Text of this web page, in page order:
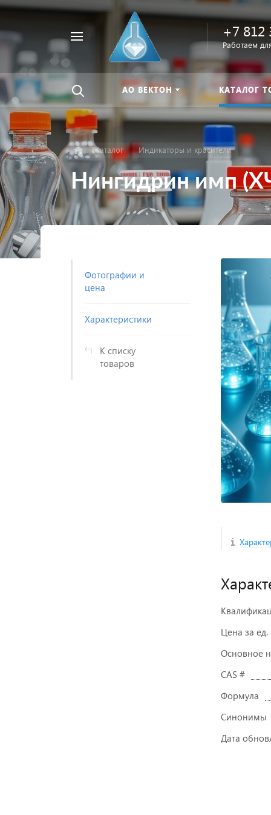
Найти
Например,
+7 812
Работаем
АО ВЕКТОН КАТАЛОГ
Каталог Индикаторы и красители
Нингидрин имп
Фотографии и
цена
Характеристики
К списку
товаров
Цена за ед.
Основное
CAS #
Формула
Синонимы
Дата